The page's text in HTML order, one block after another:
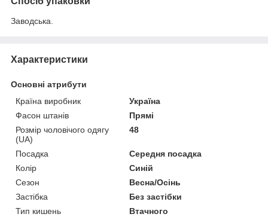
Заводська.
Характеристики
Основні атрибути
Країна виробник
Україна
Фасон штанів
Прямі
Розмір чоловічого одягу
(UA)
48
Посадка
Середня посадка
Колір
Синій
Сезон
Весна/Осінь
Застібка
Без застібки
Тип кишень
Втачного